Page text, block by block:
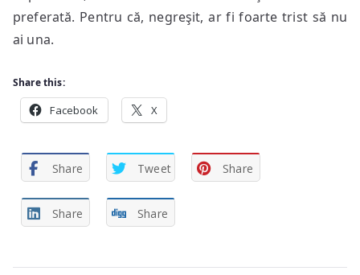
preferată. Pentru că, negreşit, ar fi foarte trist să nu
ai una.
Share this:
Facebook X
Share Tweet Share
Share Share